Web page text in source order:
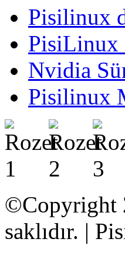
Pisilinux
PisiLinux
Nvidia
Pisilinux
©Copyright
saklıdır. |